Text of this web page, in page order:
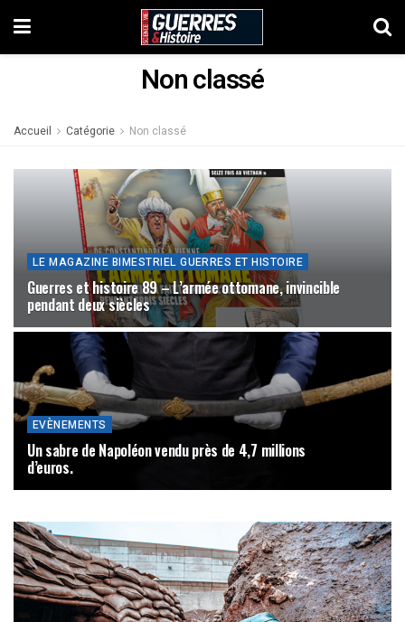
Non classé
Accueil Catégorie Non classé
LE MAGAZINE BIMESTRIEL GUERRES ET HISTOIRE
Guerres et histoire 89 – L’armée ottomane, invincible
pendant deux siècles
30 JANVIER 2026
EVÈNEMENTS
Un sabre de Napoléon vendu près de 4,7 millions
d’euros.